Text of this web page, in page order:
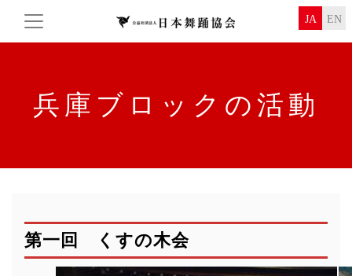
JA EN
兵庫ブロックの活動
第一回 くすの木会